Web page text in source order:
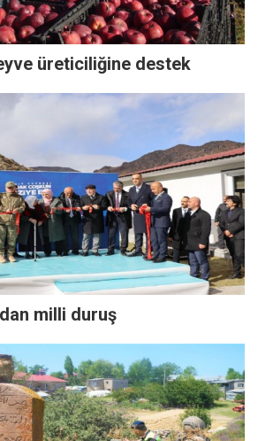
üreticiliğine destek
milli duruş